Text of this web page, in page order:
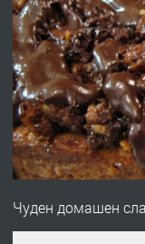
ПРЕДЛАГА
ПРЕДЛАГА
Чуден домашен